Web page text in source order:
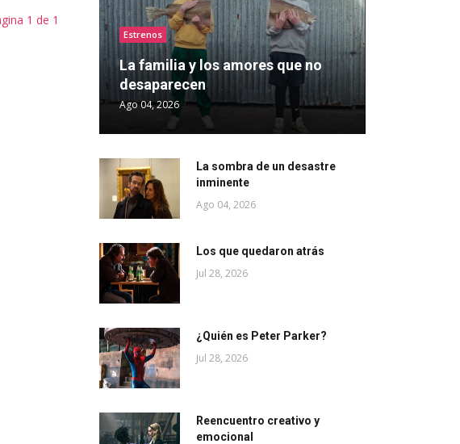
1 de 1
Estrenos
La familia y los amores que no
desaparecen
Ago 04, 2026
La sombra de un desastre
inminente
Ago 04, 2026
Los que quedaron atrás
Jul 28, 2026
¿Quién es Peter Parker?
Jul 28, 2026
Reencuentro creativo y
emocional